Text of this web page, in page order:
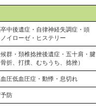
中後遺症・自律神経失調症・頭
イローゼ・ヒステリー
群・頚椎捻挫後遺症・五十肩・腱
折、打撲、むちうち、捻挫）
圧低血圧症・動悸・息切れ
防